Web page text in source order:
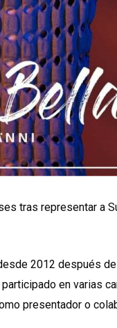
tras representar a
2012 después de
participado en varias
presentador o